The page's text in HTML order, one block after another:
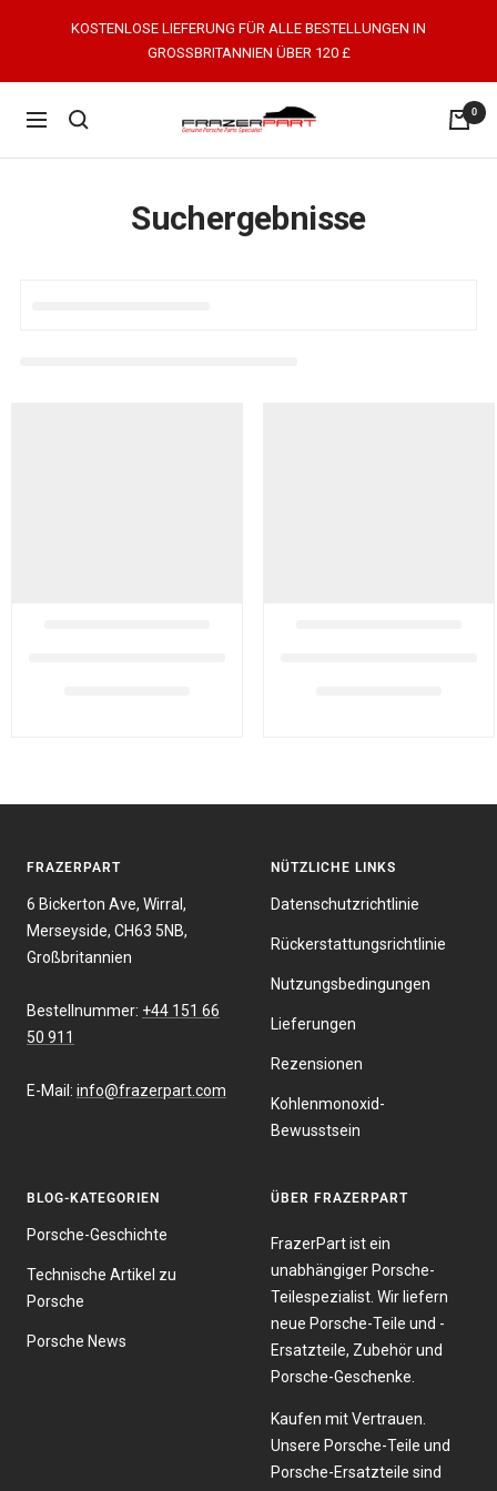
KOSTENLOSE LIEFERUNG FÜR ALLE BESTELLUNGEN IN
GROSSBRITANNIEN ÜBER 120 £
Navigation
FrazerPart
Spares
0
Suchergebnisse
FRAZERPART
6 Bickerton Ave, Wirral,
Merseyside, CH63 5NB,
Großbritannien
Bestellnummer: +44 151 66
50 911
E-Mail: info@frazerpart.com
NÜTZLICHE LINKS
Datenschutzrichtlinie
Rückerstattungsrichtlinie
Nutzungsbedingungen
Lieferungen
Rezensionen
Kohlenmonoxid-
Bewusstsein
BLOG-KATEGORIEN
Porsche-Geschichte
Technische Artikel zu
Porsche
Porsche News
ÜBER FRAZERPART
FrazerPart ist ein
unabhängiger Porsche-
Teilespezialist. Wir liefern
neue Porsche-Teile und -
Ersatzteile, Zubehör und
Porsche-Geschenke.
Kaufen mit Vertrauen.
Unsere Porsche-Teile und
Porsche-Ersatzteile sind